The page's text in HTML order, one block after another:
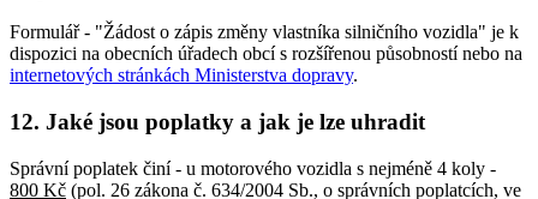
Formulář - "Žádost o zápis změny vlastníka silničního vozidla" je k
dispozici na obecních úřadech obcí s rozšířenou působností nebo na
internetových stránkách Ministerstva dopravy.
12. Jaké jsou poplatky a jak je lze uhradit
Správní poplatek činí - u motorového vozidla s nejméně 4 koly -
800 Kč (pol. 26 zákona č. 634/2004 Sb., o správních poplatcích, ve